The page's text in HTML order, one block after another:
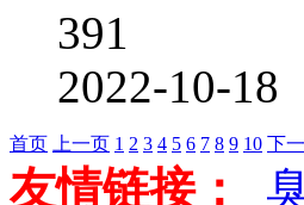
391
2022-10-18
首页 上一页 1 2 3 4 5 6 7 8 9 10 下
友情链接：